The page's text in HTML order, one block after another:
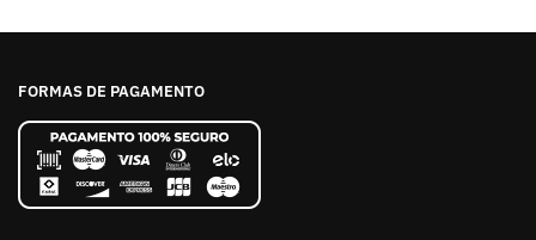
FORMAS DE PAGAMENTO